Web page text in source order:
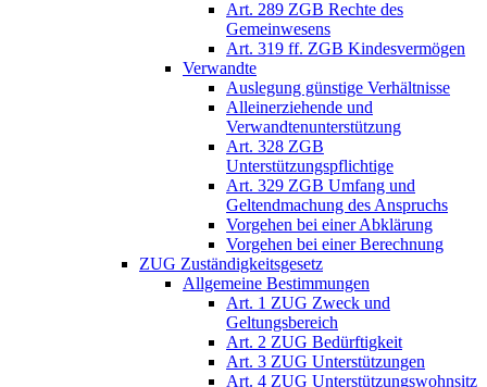
Art. 289 ZGB Rechte des
Gemeinwesens
Art. 319 ff. ZGB Kindesvermögen
Verwandte
Auslegung günstige Verhältnisse
Alleinerziehende und
Verwandtenunterstützung
Art. 328 ZGB
Unterstützungspflichtige
Art. 329 ZGB Umfang und
Geltendmachung des Anspruchs
Vorgehen bei einer Abklärung
Vorgehen bei einer Berechnung
ZUG Zuständigkeitsgesetz
Allgemeine Bestimmungen
Art. 1 ZUG Zweck und
Geltungsbereich
Art. 2 ZUG Bedürftigkeit
Art. 3 ZUG Unterstützungen
Art. 4 ZUG Unterstützungswohnsitz